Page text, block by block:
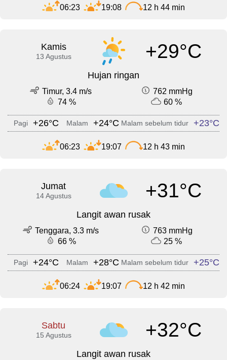
06:23 19:08 12 h 44 min
Kamis
13 Agustus +29°C
Hujan ringan
Timur, 3.4 m/s
762 mmHg
74 %
60 %
Pagi +26°C Malam +24°C Malam sebelum tidur +23°C
06:23 19:07 12 h 43 min
Jumat
14 Agustus +31°C
Langit awan rusak
Tenggara, 3.3 m/s
763 mmHg
66 %
25 %
Pagi +24°C Malam +28°C Malam sebelum tidur +25°C
06:24 19:07 12 h 42 min
Sabtu
15 Agustus +32°C
Langit awan rusak